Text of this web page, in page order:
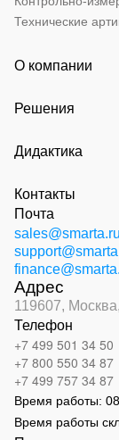
Технические
О компании
Решения
Дидактика
Контакты
Почта
sales@smarta.ru
Адрес
119607, Москва,
Телефон
+7 499 501 34 50
+7 800 550 34 87
+7 499 757 34 87
Время работы:
Время работы